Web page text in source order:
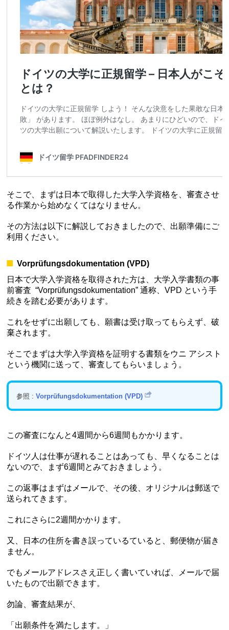
そこで、まずは日本で取得した大学入学資格を、審査させ
る作業から始めなくてはなりません。
その方法は以下に解説しておきましたので、出願準備にご
利用ください。
Vorprüfungsdokumentation (VPD)
日本で大学入学資格を取得された方は、大学入学書類の事
前審査 “Vorprüfungsdokumentation” 通称、VPD という手
続きを踏む必要があります。
これをせずに出願しても、願書は受け取ってもらえず、破
棄されます。
そこでまずは大学入学資格を証明する書類をウニ アシスト
という機関に送って、審査してもらいましょう。
参照 :Vorprüfungsdokumentation (VPD)
この審査になんと4週間から6週間もかかります。
ドイツ人は仕事が遅れることはあっても、早くなることは
ないので、まず6週間とみておきましょう。
この返事はまずはメールで、その後、オリジナルは郵送で
送られてきます。
これにさらに2週間かかります。
又、日本の住所を書き誤っているていると、郵便物が届き
ません。
でもメールアドレスさえ正しく書いていれば、メールで届
いたもので出願できます。
勿論、審査結果が、
「出願条件を満たします。」